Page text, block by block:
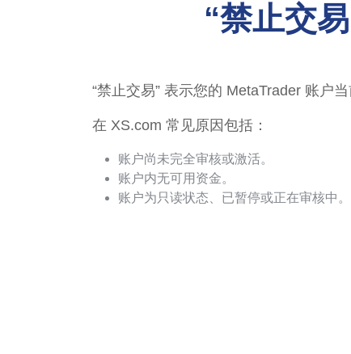
“禁止交
“禁止交易” 表示您的 MetaTrader 账户当
在 XS.com 常见原因包括：
账户尚未完全审核或激活。
账户内无可用资金。
账户为只读状态、已暂停或正在审核中。